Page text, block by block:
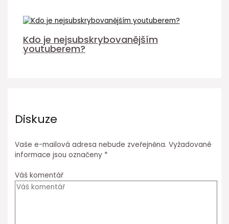
Kdo je nejsubskrybovanějším
youtuberem?
Diskuze
Vaše e-mailová adresa nebude zveřejněna. Vyžadované
informace jsou označeny *
Váš komentář